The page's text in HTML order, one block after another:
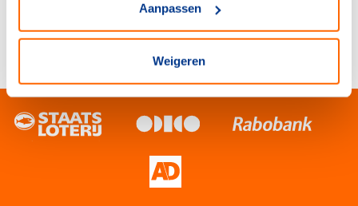
Aanpassen
Weigeren
gemeenten bij
toekomstbestendige
sportaccommodaties
3 november 2025